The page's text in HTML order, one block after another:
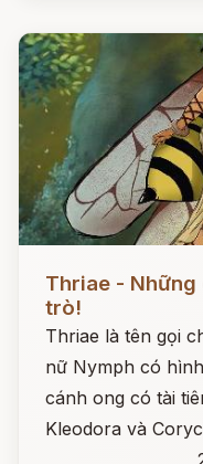
Thriae -
trò!
Thriae là tên gọi
nữ Nymph có
cánh ong có tài
Kleodora và